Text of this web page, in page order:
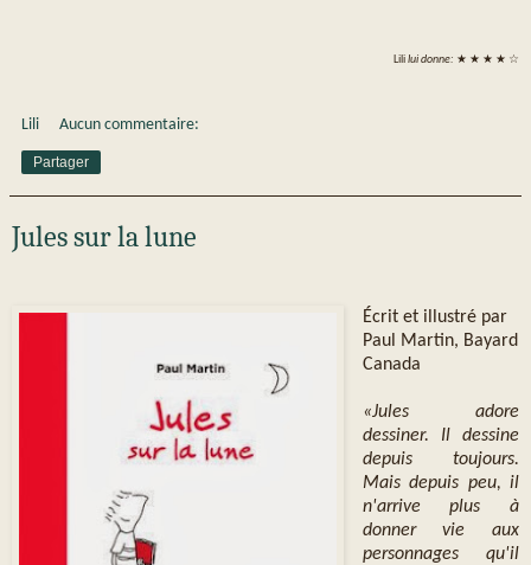
Lililui donne: ★ ★ ★ ★ ☆
Lili Aucun commentaire:
Partager
Jules sur la lune
Écrit et illustré par
Paul Martin, Bayard
Canada
«Jules adore
dessiner. Il dessine
depuis toujours.
Mais depuis peu, il
n'arrive plus à
donner vie aux
personnages qu'il